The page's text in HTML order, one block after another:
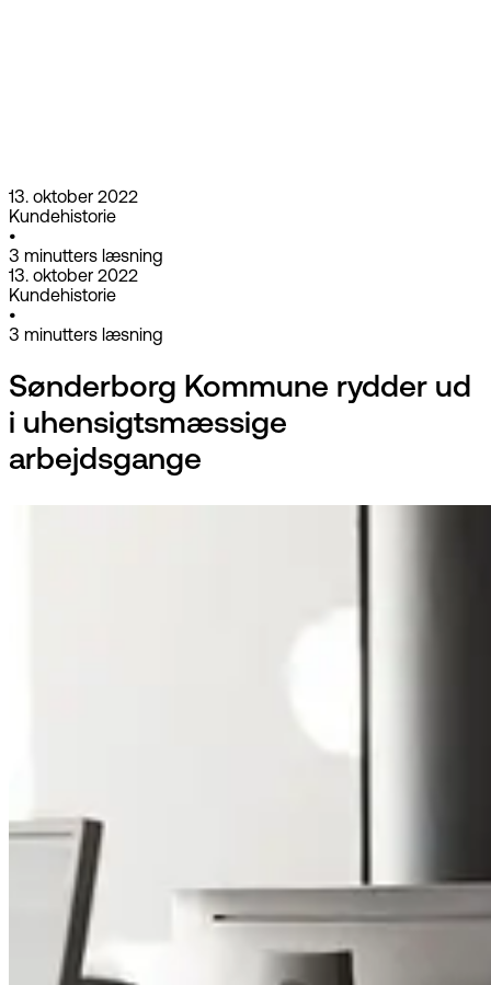
13. oktober 2022
Kundehistorie
•
3 minutters læsning
13. oktober 2022
Kundehistorie
•
3 minutters læsning
Sønderborg Kommune rydder ud
i uhensigtsmæssige
arbejdsgange